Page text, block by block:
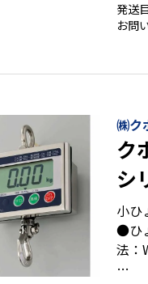
・
発送
お問
㈱ク
ク
シ
9
小ひ
●ひ
法